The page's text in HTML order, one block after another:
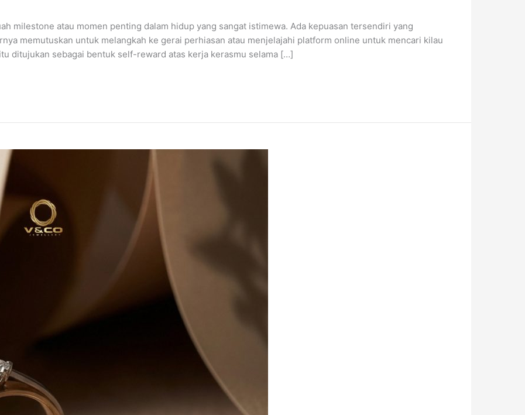
milestone atau momen penting dalam hidup yang sangat istimewa. Ada kepuasan tersendiri yang
memutuskan untuk melangkah ke gerai perhiasan atau menjelajahi platform online untuk mencari kilau
ditujukan sebagai bentuk self-reward atas kerja kerasmu selama […]